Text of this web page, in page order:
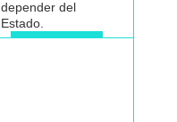
depender del
Estado.